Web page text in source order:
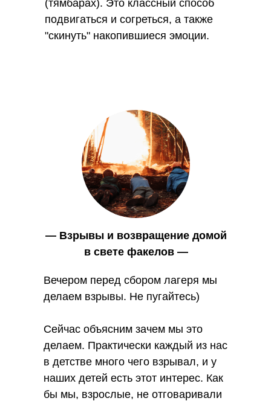
Вебинары на платформе "Первое
сентября"
Темы воспитания, образования, организации
детских мероприятий. Записи вебинаров платные.
(тямбарах). Это классный способ
подвигаться и согреться, а также
"скинуть" накопившиеся эмоции.
Вечером перед сбором лагеря мы
делаем взрывы. Не пугайтесь)
Сейчас объясним зачем мы это
делаем. Практически каждый из нас
в детстве много чего взрывал, и у
наших детей есть этот интерес. Как
бы мы, взрослые, не отговаривали
— Взрывы и возвращение домой
в свете факелов —